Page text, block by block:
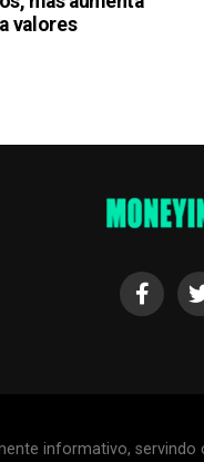
valores
informativo,